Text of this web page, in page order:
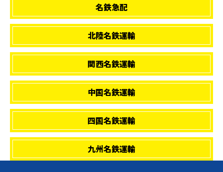
名鉄急配
北陸名鉄運輸
関西名鉄運輸
中国名鉄運輸
四国名鉄運輸
九州名鉄運輸